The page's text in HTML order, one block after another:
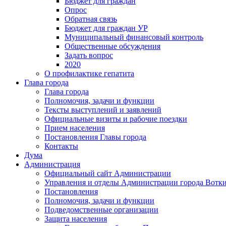
Опрос
Обратная связь
Бюджет для граждан УР
Муниципальный финансовый контроль
Общественные обсуждения
Задать вопрос
2020
О профилактике гепатита
Глава города
Глава города
Полномочия, задачи и функции
Тексты выступлений и заявлений
Официальные визиты и рабочие поездки
Прием населения
Постановления Главы города
Контакты
Дума
Администрация
Официальный сайт Администрации
Управления и отделы Администрации города
Постановления
Полномочия, задачи и функции
Подведомственные организации
Защита населения